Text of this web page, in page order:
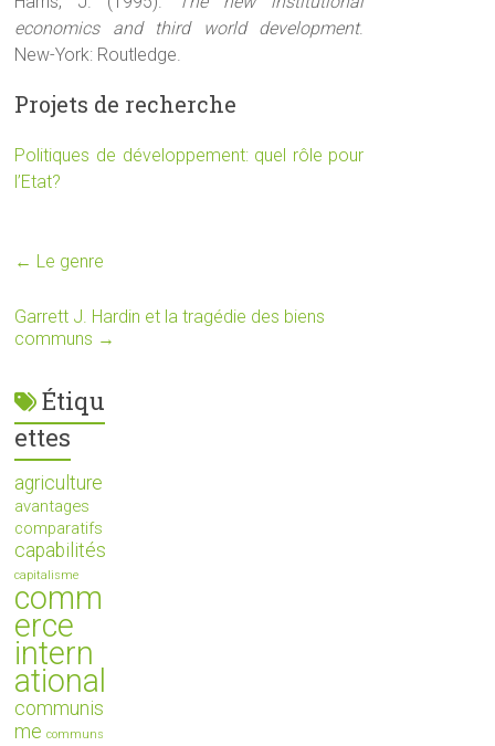
economics and third world development.
New-York: Routledge.
Projets de recherche
Politiques de développement: quel rôle pour
l’Etat?
← Le genre
Garrett J. Hardin et la tragédie des biens
communs →
Étiqu
ettes
agriculture
avantages
comparatifs
capabilités
capitalisme
comm
erce
intern
ational
communis
me communs